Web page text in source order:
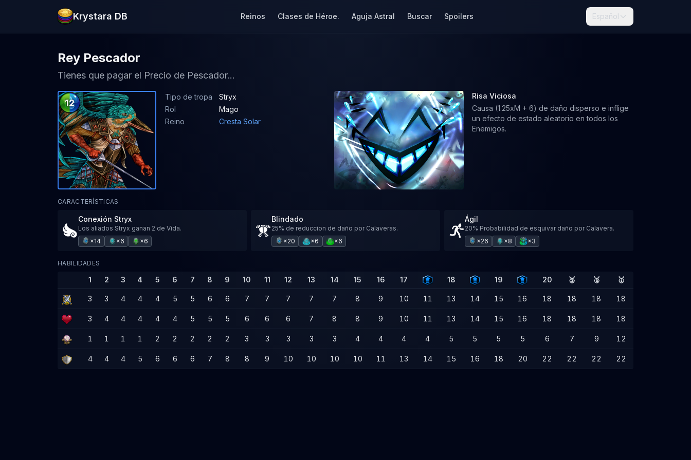
Krystara DB Reinos Clases de Héroe. Aguja Astral Buscar Spoilers Español
Rey Pescador
Tienes que pagar el Precio de Pescador...
12
Tipo de tropa
Stryx
Rol
Mago
Reino
Cresta Solar
Risa Viciosa
Causa (1.25xM + 6) de daño disperso e inflige
un efecto de estado aleatorio en todos los
Enemigos.
CARACTERÍSTICAS
Conexión Stryx
Los aliados Stryx ganan 2 de Vida.
×14
×6 ×6
Blindado
25% de reduccion de daño por Calaveras.
×20
×6 ×6
Ágil
20% Probabilidad de esquivar daño por Calavera.
×26
×8 ×3
HABILIDADES
1 2 3 4 5 6 7 8 9 10 11 12 13 14 15 16 17 18 19 20 🥉 🥈 🥇
3 3 4 4 4 5 5 6 6 7 7 7 7 7 8 9 10 11 13 14 15 16 18 18 18 18
3 4 4 4 4 4 5 5 5 6 6 6 7 8 8 9 10 11 13 14 15 16 18 18 18 18
1 1 1 1 2 2 2 2 2 3 3 3 3 3 4 4 4 4 5 5 5 5 6 7 9 12
4 4 4 5 6 6 6 7 8 8 9 10 10 10 10 11 13 14 15 16 18 20 22 22 22 22